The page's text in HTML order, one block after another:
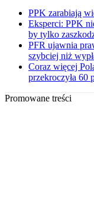
PPK zarabiają
Eksperci: PPK
by tylko
PFR ujawnia
szybciej niż
Coraz więcej
przekroczyła 60
Promowane treści